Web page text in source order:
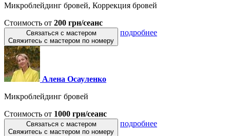
Микроблейдинг бровей, Коррекция бровей
Стоимость от 200 грн/сеанс
Связаться с мастером
Свяжитесь с мастером по номеру
подробнее
Алена Осауленко
Микроблейдинг бровей
Стоимость от 1000 грн/сеанс
Связаться с мастером
Свяжитесь с мастером по номеру
подробнее